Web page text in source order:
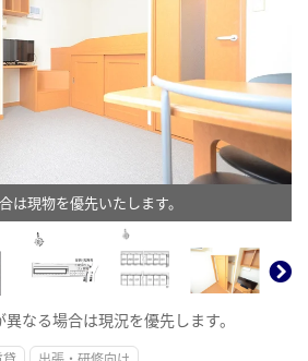
現物を優先いたします。
なる場合は現況を優先します。